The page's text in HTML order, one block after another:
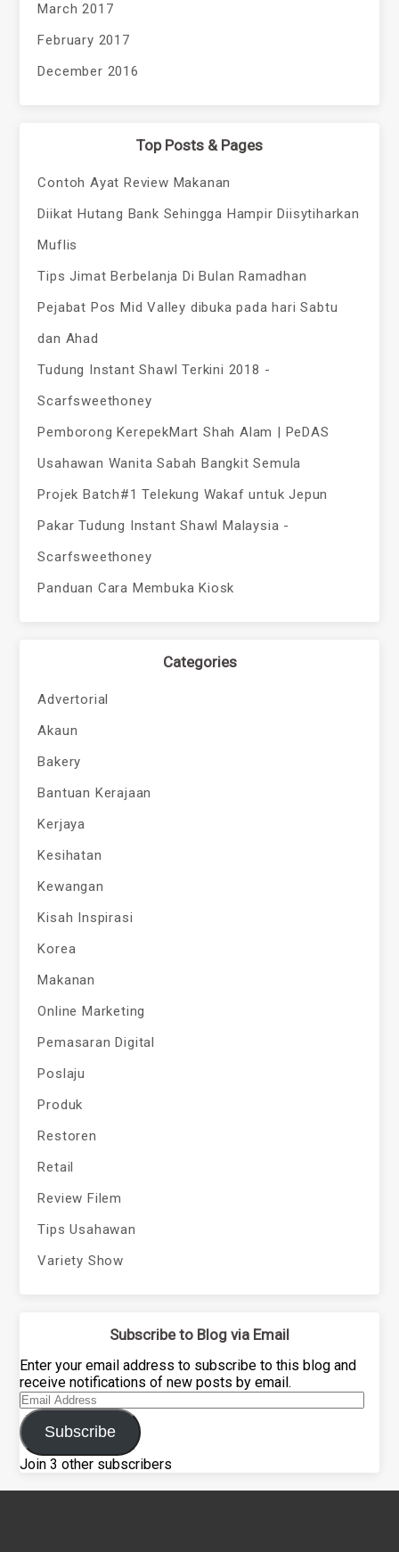
March 2017
February 2017
December 2016
Top Posts & Pages
Contoh Ayat Review Makanan
Diikat Hutang Bank Sehingga Hampir Diisytiharkan
Muflis
Tips Jimat Berbelanja Di Bulan Ramadhan
Pejabat Pos Mid Valley dibuka pada hari Sabtu
dan Ahad
Tudung Instant Shawl Terkini 2018 -
Scarfsweethoney
Pemborong KerepekMart Shah Alam | PeDAS
Usahawan Wanita Sabah Bangkit Semula
Projek Batch#1 Telekung Wakaf untuk Jepun
Pakar Tudung Instant Shawl Malaysia -
Scarfsweethoney
Panduan Cara Membuka Kiosk
Categories
Advertorial
Akaun
Bakery
Bantuan Kerajaan
Kerjaya
Kesihatan
Kewangan
Kisah Inspirasi
Korea
Makanan
Online Marketing
Pemasaran Digital
Poslaju
Produk
Restoren
Retail
Review Filem
Tips Usahawan
Variety Show
Subscribe to Blog via Email
Enter your email address to subscribe to this blog and
receive notifications of new posts by email.
Email
Address
Subscribe
Join 3 other subscribers